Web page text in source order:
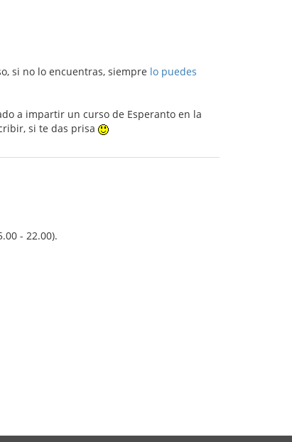
si no lo encuentras, siempre lo puedes
a impartir un curso de Esperanto en la
si te das prisa
- 22.00).